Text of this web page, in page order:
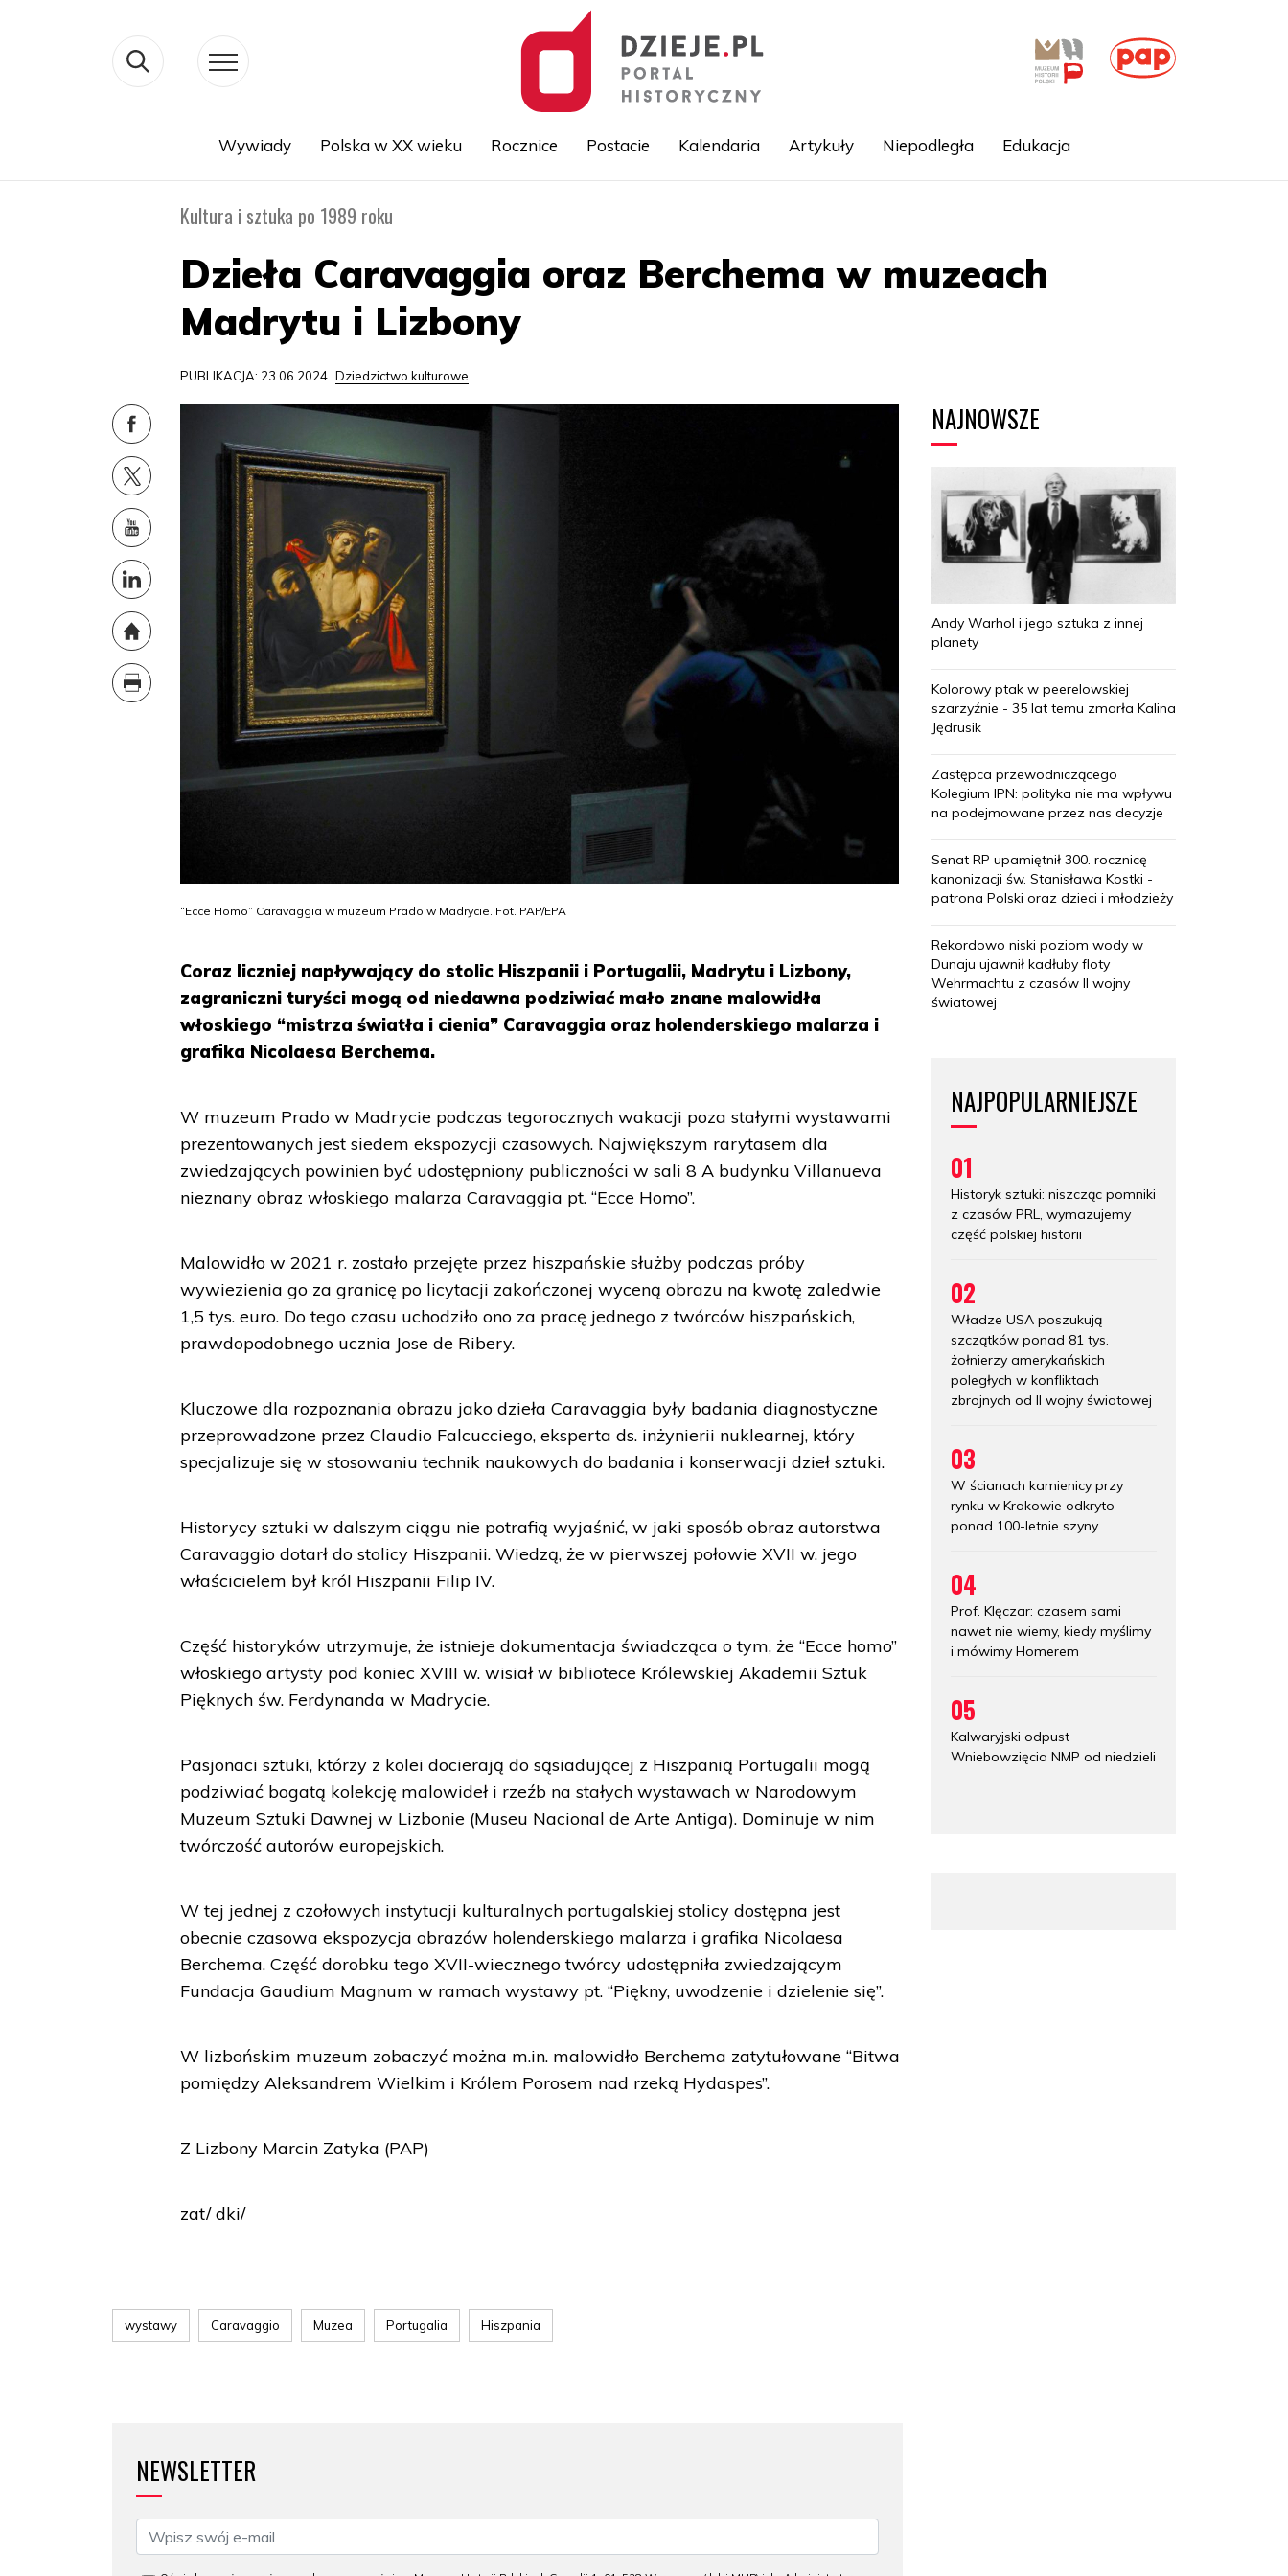
Wywiady Polska w XX wieku Rocznice Postacie Kalendaria Artykuły Niepodległa Edukacja
Kultura i sztuka po 1989 roku
Dzieła Caravaggia oraz Berchema w muzeach
Madrytu i Lizbony
PUBLIKACJA: 23.06.2024 Dziedzictwo kulturowe
“Ecce Homo” Caravaggia w muzeum Prado w Madrycie. Fot. PAP/EPA
Coraz liczniej napływający do stolic Hiszpanii i Portugalii, Madrytu i Lizbony,
zagraniczni turyści mogą od niedawna podziwiać mało znane malowidła
włoskiego “mistrza światła i cienia” Caravaggia oraz holenderskiego malarza i
grafika Nicolaesa Berchema.
W muzeum Prado w Madrycie podczas tegorocznych wakacji poza stałymi wystawami
prezentowanych jest siedem ekspozycji czasowych. Największym rarytasem dla
zwiedzających powinien być udostępniony publiczności w sali 8 A budynku Villanueva
nieznany obraz włoskiego malarza Caravaggia pt. “Ecce Homo”.
Malowidło w 2021 r. zostało przejęte przez hiszpańskie służby podczas próby
wywiezienia go za granicę po licytacji zakończonej wyceną obrazu na kwotę zaledwie
1,5 tys. euro. Do tego czasu uchodziło ono za pracę jednego z twórców hiszpańskich,
prawdopodobnego ucznia Jose de Ribery.
Kluczowe dla rozpoznania obrazu jako dzieła Caravaggia były badania diagnostyczne
przeprowadzone przez Claudio Falcucciego, eksperta ds. inżynierii nuklearnej, który
specjalizuje się w stosowaniu technik naukowych do badania i konserwacji dzieł sztuki.
Historycy sztuki w dalszym ciągu nie potrafią wyjaśnić, w jaki sposób obraz autorstwa
Caravaggio dotarł do stolicy Hiszpanii. Wiedzą, że w pierwszej połowie XVII w. jego
właścicielem był król Hiszpanii Filip IV.
Część historyków utrzymuje, że istnieje dokumentacja świadcząca o tym, że “Ecce homo”
włoskiego artysty pod koniec XVIII w. wisiał w bibliotece Królewskiej Akademii Sztuk
Pięknych św. Ferdynanda w Madrycie.
Pasjonaci sztuki, którzy z kolei docierają do sąsiadującej z Hiszpanią Portugalii mogą
podziwiać bogatą kolekcję malowideł i rzeźb na stałych wystawach w Narodowym
Muzeum Sztuki Dawnej w Lizbonie (Museu Nacional de Arte Antiga). Dominuje w nim
twórczość autorów europejskich.
W tej jednej z czołowych instytucji kulturalnych portugalskiej stolicy dostępna jest
obecnie czasowa ekspozycja obrazów holenderskiego malarza i grafika Nicolaesa
Berchema. Część dorobku tego XVII-wiecznego twórcy udostępniła zwiedzającym
Fundacja Gaudium Magnum w ramach wystawy pt. “Piękny, uwodzenie i dzielenie się”.
W lizbońskim muzeum zobaczyć można m.in. malowidło Berchema zatytułowane “Bitwa
pomiędzy Aleksandrem Wielkim i Królem Porosem nad rzeką Hydaspes”.
Z Lizbony Marcin Zatyka (PAP)
zat/ dki/
wystawy Caravaggio Muzea Portugalia Hiszpania
NEWSLETTER
NAJNOWSZE
Andy Warhol i jego sztuka z innej
planety
Kolorowy ptak w peerelowskiej
szarzyźnie - 35 lat temu zmarła Kalina
Jędrusik
Zastępca przewodniczącego
Kolegium IPN: polityka nie ma wpływu
na podejmowane przez nas decyzje
Senat RP upamiętnił 300. rocznicę
kanonizacji św. Stanisława Kostki -
patrona Polski oraz dzieci i młodzieży
Rekordowo niski poziom wody w
Dunaju ujawnił kadłuby floty
Wehrmachtu z czasów II wojny
światowej
NAJPOPULARNIEJSZE
01
Historyk sztuki: niszcząc pomniki
z czasów PRL, wymazujemy
część polskiej historii
02
Władze USA poszukują
szczątków ponad 81 tys.
żołnierzy amerykańskich
poległych w konfliktach
zbrojnych od II wojny światowej
03
W ścianach kamienicy przy
rynku w Krakowie odkryto
ponad 100-letnie szyny
04
Prof. Klęczar: czasem sami
nawet nie wiemy, kiedy myślimy
i mówimy Homerem
05
Kalwaryjski odpust
Wniebowzięcia NMP od niedzieli